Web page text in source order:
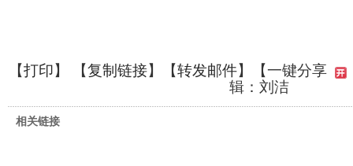
【打印】 【复制链接】【转发邮件】
【一键分享
辑：刘洁
相关链接